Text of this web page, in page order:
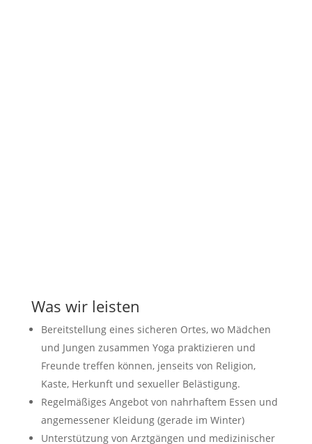
Was wir leisten
Bereitstellung eines sicheren Ortes, wo Mädchen
und Jungen zusammen Yoga praktizieren und
Freunde treffen können, jenseits von Religion,
Kaste, Herkunft und sexueller Belästigung.
Regelmäßiges Angebot von nahrhaftem Essen und
angemessener Kleidung (gerade im Winter)
Unterstützung von Arztgängen und medizinischer